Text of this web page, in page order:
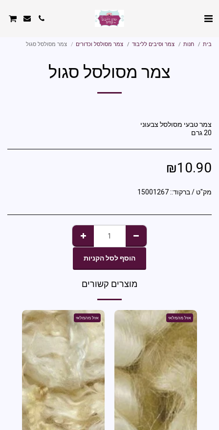
בית חנות צמר וסיבים לליבוד צמר מסולסל וכדורים צמר מסולסל סגול
צמר מסולסל סגול
20 גרם
₪10.90
מק"ט / ברקוד::15001267
הוסף לסל הקניות
מוצרים קשורים
אזל מהמלאי אזל מהמלאי